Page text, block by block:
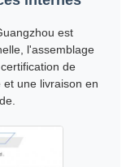
est
l'assemblage
de
une livraison en